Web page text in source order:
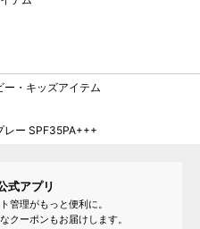
ー・キッズアイテム
レー SPF35PA+++
式アプリ
管理がもっと便利に。
クーポンもお届けします。